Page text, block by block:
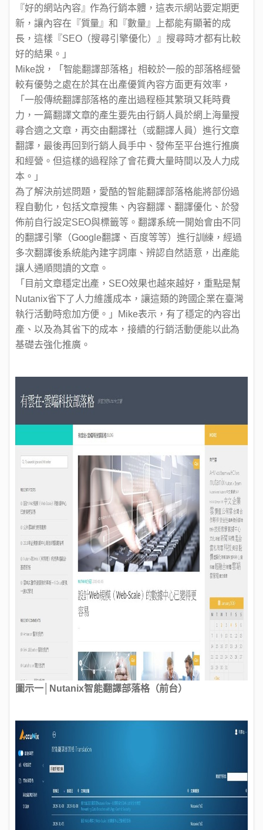
『好的網站內容』作為行銷本體，這表示網站要定期更
新，讓內容在『質量』和『數量』上都能有顯著的成
長，這樣『SEO（搜尋引擎優化）』搜尋時才都有比較
好的結果。」
Mike說，「智能翻譯部落格」相較於一般的部落格經營
較有優勢之處在於其在出產優質內容方面更有效率，
「一般傳統翻譯部落格的產出過程極其繁瑣又耗時費
力，一篇翻譯文章的產生要先由行銷人員於網上海量搜
尋合適之文章，再交由翻譯社（或翻譯人員）進行文章
翻譯，最後再回到行銷人員手中、發佈至平台進行推廣
和經營。但這樣的過程除了會花費大量時間以及人力成
本。」
為了解決前述問題，愛酷的智能翻譯部落格能將部份過
程自動化，包括文章搜集、內容翻譯、翻譯優化、於發
佈前自行設定SEO與標籤等。翻譯系統一開始會由不同
的翻譯引擎（Google翻譯、百度等等）進行訓練，經過
多次翻譯後系統能內建字詞庫、辨認自然語意，出產能
讓人通順閱讀的文章。
「目前文章穩定出產，SEO效果也越來越好，重點是幫
Nutanix省下了人力維護成本，讓這類的跨國企業在臺灣
執行活動時愈加方便。」Mike表示，有了穩定的內容出
產、以及為其省下的成本，接續的行銷活動便能以此為
基礎去強化推廣。
圖示一│Nutanix智能翻譯部落格（前台）